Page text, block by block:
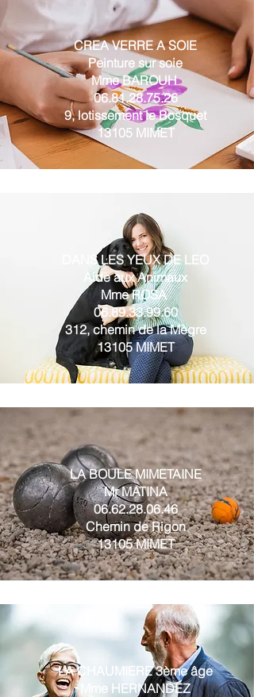
CREA VERRE A SOIE
Peinture sur soie
Mme BAROUH
06.81.28.75.26
9, lotissement le Bosquet
13105 MIMET
DANS LES YEUX DE LEO
Aide aux Animaux
Mme ROSA
06.89.33.99.60
312, chemin de la Mègre
13105 MIMET
LA BOULE MIMETAINE
Mr MATINA
06.62.28.06.46
Chemin de Rigon
13105 MIMET
LA CHAUMIERE 3ème âge
Mme HERNANDEZ